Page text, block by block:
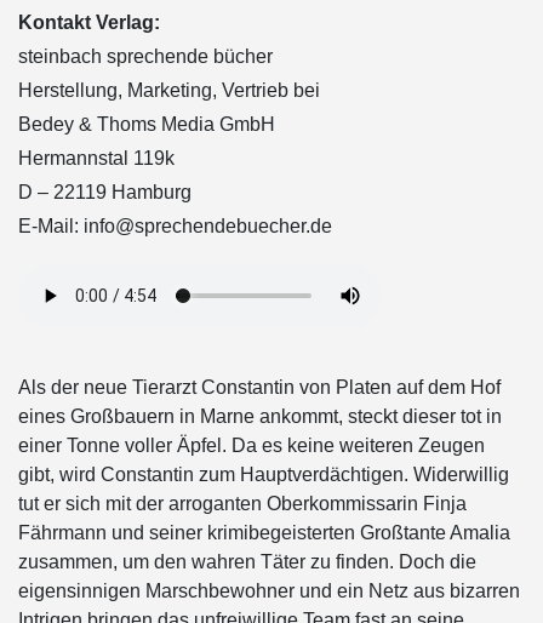
Kontakt Verlag:
steinbach sprechende bücher
Herstellung, Marketing, Vertrieb bei
Bedey & Thoms Media GmbH
Hermannstal 119k
D – 22119 Hamburg
E-Mail: info@sprechendebuecher.de
Als der neue Tierarzt Constantin von Platen auf dem Hof
eines Großbauern in Marne ankommt, steckt dieser tot in
einer Tonne voller Äpfel. Da es keine weiteren Zeugen
gibt, wird Constantin zum Hauptverdächtigen. Widerwillig
tut er sich mit der arroganten Oberkommissarin Finja
Fährmann und seiner krimibegeisterten Großtante Amalia
zusammen, um den wahren Täter zu finden. Doch die
eigensinnigen Marschbewohner und ein Netz aus bizarren